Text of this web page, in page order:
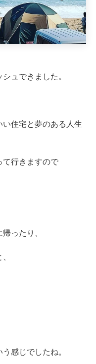
ュできました。
住宅と夢のある人生
て行きますので
ったり、
感じでしたね。